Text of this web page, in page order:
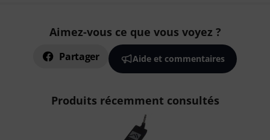
Aimez-vous ce que vous voyez ?
Partager Aide et commentaires
Produits récemment consultés